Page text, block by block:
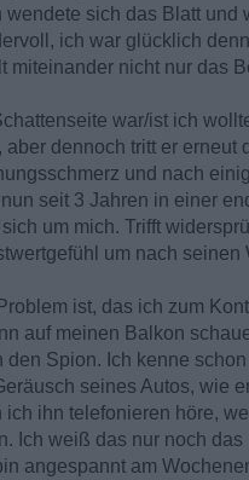
wendete sich das Blatt
ich war glücklich
miteinander nicht nur das
war/ist ich
aber dennoch tritt er
und nach
seit 3 Jahren in einer
sich um mich. Trifft
um nach seinen
ist, das ich zum
auf meinen Balkon
den Spion. Ich kenne
seines Autos, wie
ich ihn telefonieren höre,
Ich weiß das nur noch
angespannt am